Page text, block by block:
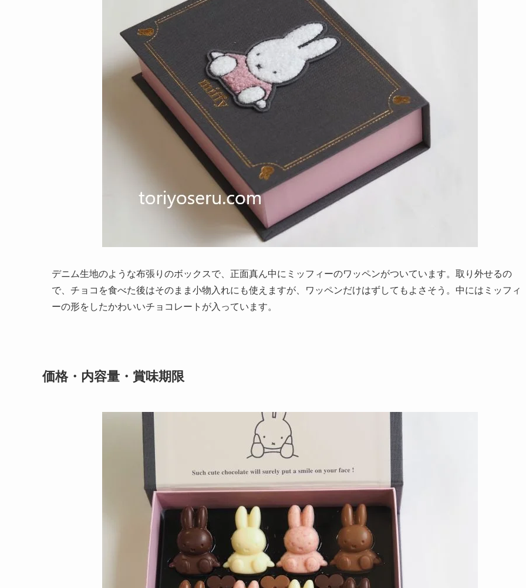
デニム生地のような布張りのボックスで、正面真ん中にミッフィーのワッペンがついています。取り外せるの
で、チョコを食べた後はそのまま小物入れにも使えますが、ワッペンだけはずしてもよさそう。中にはミッフィ
ーの形をしたかわいいチョコレートが入っています。
価格・内容量・賞味期限